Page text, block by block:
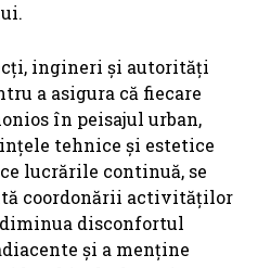
ingineri și autorități
a asigura că fiecare
în peisajul urban,
tehnice și estetice
lucrările continuă, se
coordonării activităților
disconfortul
și a menține